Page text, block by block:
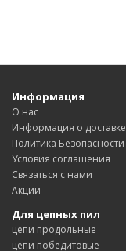
Информация
О нас
Информация о доставке
Политика Безопасности
Условия соглашения
Связаться с нами
Акции
Для цепных пил
цепи продольные
цепи победитовые